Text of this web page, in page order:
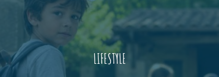
LIFESTYLE